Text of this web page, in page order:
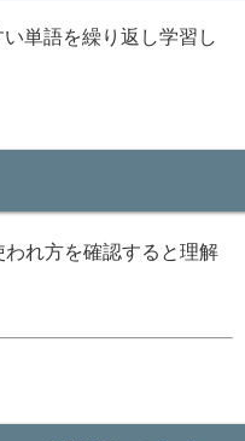
単語を繰り返し学習し
れ方を確認すると理解